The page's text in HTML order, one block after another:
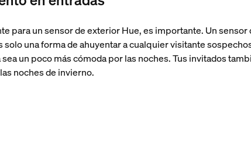
para un sensor de exterior Hue, es importante. Un
solo una forma de ahuyentar a cualquier visitante
un poco más cómoda por las noches. Tus invitados
noches de invierno.